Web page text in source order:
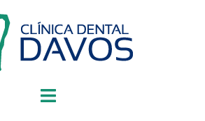
Alternar